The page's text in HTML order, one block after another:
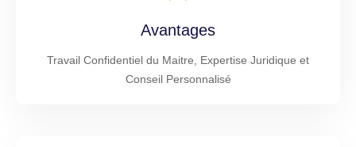
Avantages
Travail Confidentiel du Maitre, Expertise Juridique et
Conseil Personnalisé